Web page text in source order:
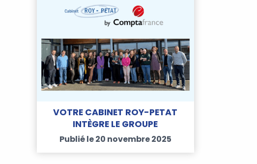
VOTRE CABINET ROY-PETAT
INTÈGRE LE GROUPE
COMPTAFRANCE
Publié le 20 novembre 2025